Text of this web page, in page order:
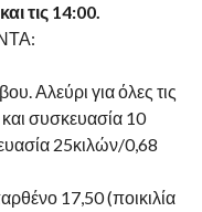
τις 14:00.
Αλεύρι για όλες τις
συσκευασία 10
25κιλών/0,68
17,50 (ποικιλία